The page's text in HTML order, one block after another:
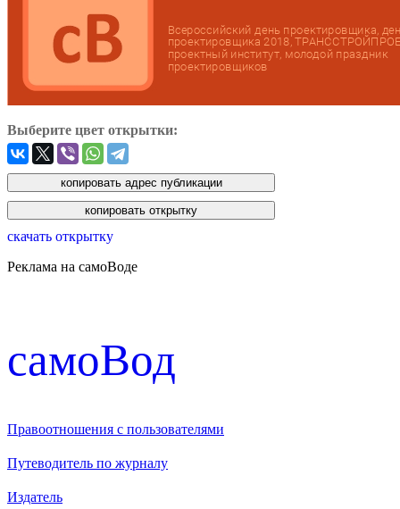
Выберите цвет открытки:
скачать открытку
Реклама на самоВоде
cамоВод
Правоотношения с пользователями
Путеводитель по журналу
Издатель